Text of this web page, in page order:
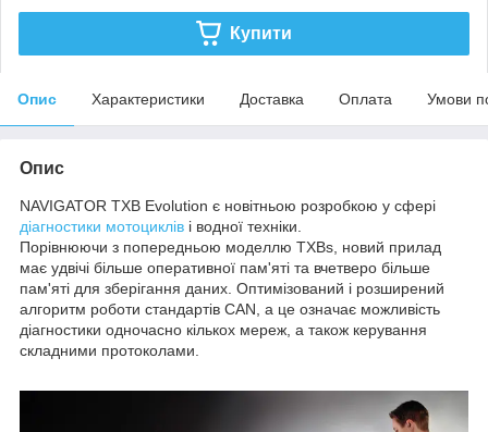
Купити
Опис Характеристики Доставка Оплата Умови
Опис
NAVIGATOR TXB Evolution є новітньою розробкою у сфері
діагностики мотоциклів і водної техніки.
Порівнюючи з попередньою моделлю TXBs, новий прилад
має удвічі більше оперативної пам'яті та вчетверо більше
пам'яті для зберігання даних. Оптимізований і розширений
алгоритм роботи стандартів CAN, а це означає можливість
діагностики одночасно кількох мереж, а також керування
складними протоколами.